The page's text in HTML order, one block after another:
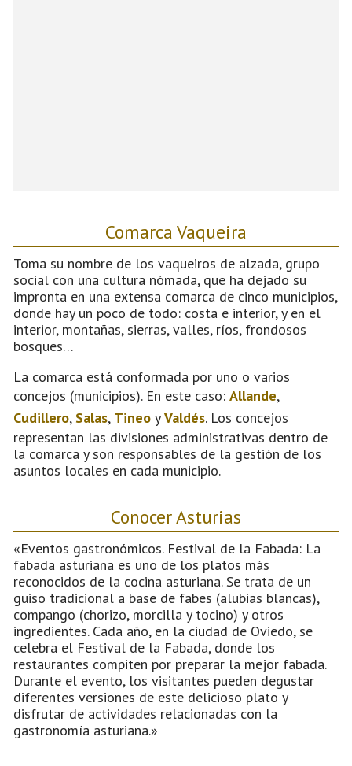
Comarca Vaqueira
Toma su nombre de los vaqueiros de alzada, grupo
social con una cultura nómada, que ha dejado su
impronta en una extensa comarca de cinco municipios,
donde hay un poco de todo: costa e interior, y en el
interior, montañas, sierras, valles, ríos, frondosos
bosques…
La comarca está conformada por uno o varios
concejos (municipios). En este caso: Allande,
Cudillero, Salas, Tineo yValdés. Los concejos
representan las divisiones administrativas dentro de
la comarca y son responsables de la gestión de los
asuntos locales en cada municipio.
Conocer Asturias
«Eventos gastronómicos. Festival de la Fabada: La
fabada asturiana es uno de los platos más
reconocidos de la cocina asturiana. Se trata de un
guiso tradicional a base de fabes (alubias blancas),
compango (chorizo, morcilla y tocino) y otros
ingredientes. Cada año, en la ciudad de Oviedo, se
celebra el Festival de la Fabada, donde los
restaurantes compiten por preparar la mejor fabada.
Durante el evento, los visitantes pueden degustar
diferentes versiones de este delicioso plato y
disfrutar de actividades relacionadas con la
gastronomía asturiana.»